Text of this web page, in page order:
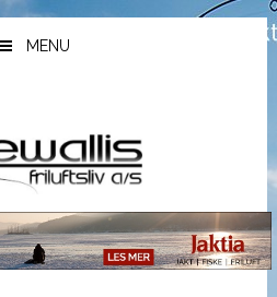
MENU